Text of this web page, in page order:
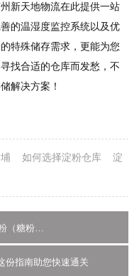
新天地物流在此提供一站
的温湿度监控系统以及优
特殊储存需求，更能为您
找合适的仓库而发愁，不
解决方案！
如何选择淀粉仓库
淀
上一篇：2024年泰国白砂糖预混粉（糖粉）进口清关，这份指南不容错过
份指南助您快速通关